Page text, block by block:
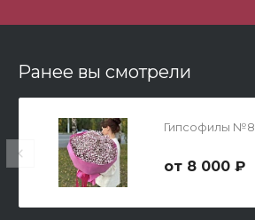
Ранее вы смотрели
Гипсофилы №8
8 000 ₽